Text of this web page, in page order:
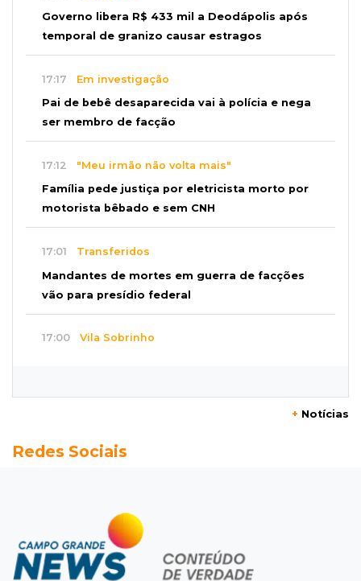
Governo libera R$ 433 mil a Deodápolis após
temporal de granizo causar estragos
17:17 Em investigação
Pai de bebê desaparecida vai à polícia e nega
ser membro de facção
17:12 "Meu irmão não volta mais"
Família pede justiça por eletricista morto por
motorista bêbado e sem CNH
17:01 Transferidos
Mandantes de mortes em guerra de facções
vão para presídio federal
17:00 Vila Sobrinho
Pet shop é recorrente na venda de cães "fake"
Adoção especial
Cachorrinho que perdeu um olho espera por
novo lar no CCZ
+ Notícias
Redes Sociais